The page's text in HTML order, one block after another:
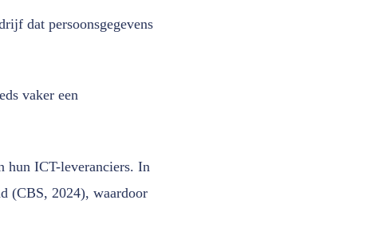
dat persoonsgegevens
vaker een
hun ICT-leveranciers. In
(CBS, 2024), waardoor